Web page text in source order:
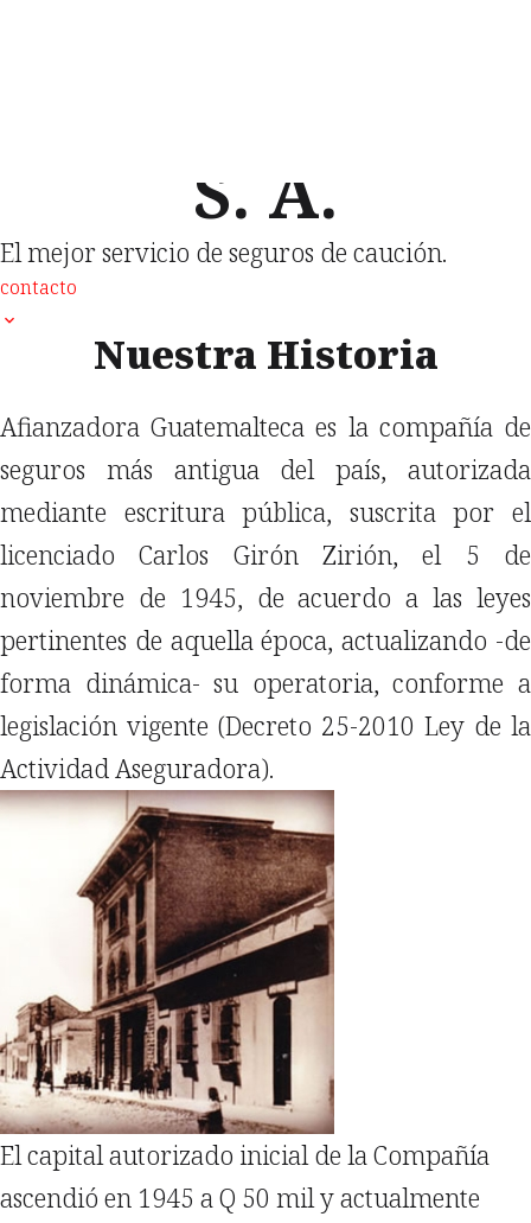
S. A.
El mejor servicio de seguros de caución.
contacto
Nuestra Historia
Afianzadora Guatemalteca es la compañía de
seguros más antigua del país, autorizada
mediante escritura pública, suscrita por el
licenciado Carlos Girón Zirión, el 5 de
noviembre de 1945, de acuerdo a las leyes
pertinentes de aquella época, actualizando -de
forma dinámica- su operatoria, conforme a
legislación vigente (Decreto 25-2010 Ley de la
Actividad Aseguradora).
El capital autorizado inicial de la Compañía
ascendió en 1945 a Q 50 mil y actualmente